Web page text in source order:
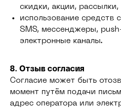
скидки, акции,
использование средств
SMS, мессенджеры,
электронные каналы.
8. Отзыв согласия
Согласие может быть
момент путём подачи
адрес оператора или